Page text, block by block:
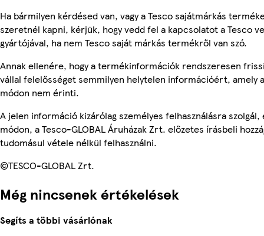
Ha bármilyen kérdésed van, vagy a Tesco sajátmárkás
szeretnél kapni, kérjük, hogy vedd fel a kapcsolatot a Tesco
gyártójával, ha nem Tesco saját márkás termékről van szó.
Annak ellenére, hogy a termékinformációk rendszeresen
vállal felelősséget semmilyen helytelen információért, amely
módon nem érinti.
A jelen információ kizárólag személyes felhasználásra
módon, a Tesco-GLOBAL Áruházak Zrt. előzetes írásbeli
tudomásul vétele nélkül felhasználni.
©TESCO-GLOBAL Zrt.
Még nincsenek értékelések
Segíts a többi vásárlónak